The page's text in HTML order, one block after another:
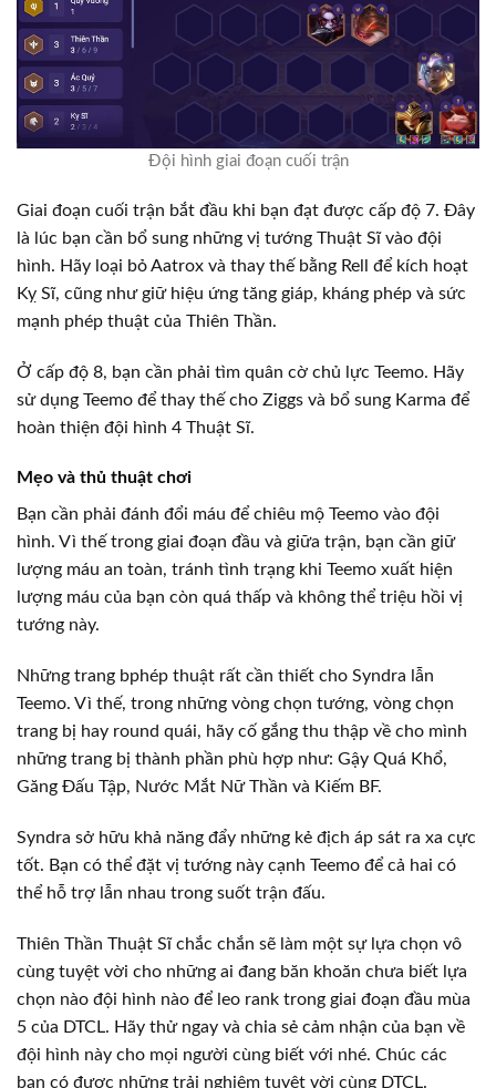
Đội hình giai đoạn cuối trận
Giai đoạn cuối trận bắt đầu khi bạn đạt được cấp độ 7. Đây
là lúc bạn cần bổ sung những vị tướng Thuật Sĩ vào đội
hình. Hãy loại bỏ Aatrox và thay thế bằng Rell để kích hoạt
Kỵ Sĩ, cũng như giữ hiệu ứng tăng giáp, kháng phép và sức
mạnh phép thuật của Thiên Thần.
Ở cấp độ 8, bạn cần phải tìm quân cờ chủ lực Teemo. Hãy
sử dụng Teemo để thay thế cho Ziggs và bổ sung Karma để
hoàn thiện đội hình 4 Thuật Sĩ.
Mẹo và thủ thuật chơi
Bạn cần phải đánh đổi máu để chiêu mộ Teemo vào đội
hình. Vì thế trong giai đoạn đầu và giữa trận, bạn cần giữ
lượng máu an toàn, tránh tình trạng khi Teemo xuất hiện
lượng máu của bạn còn quá thấp và không thể triệu hồi vị
tướng này.
Những trang bphép thuật rất cần thiết cho Syndra lẫn
Teemo. Vì thế, trong những vòng chọn tướng, vòng chọn
trang bị hay round quái, hãy cố gắng thu thập về cho mình
những trang bị thành phần phù hợp như: Gậy Quá Khổ,
Găng Đấu Tập, Nước Mắt Nữ Thần và Kiếm BF.
Syndra sở hữu khả năng đẩy những kẻ địch áp sát ra xa cực
tốt. Bạn có thể đặt vị tướng này cạnh Teemo để cả hai có
thể hỗ trợ lẫn nhau trong suốt trận đấu.
Thiên Thần Thuật Sĩ chắc chắn sẽ làm một sự lựa chọn vô
cùng tuyệt vời cho những ai đang băn khoăn chưa biết lựa
chọn nào đội hình nào để leo rank trong giai đoạn đầu mùa
5 của DTCL. Hãy thử ngay và chia sẻ cảm nhận của bạn về
đội hình này cho mọi người cùng biết với nhé. Chúc các
bạn có được những trải nghiệm tuyệt vời cùng DTCL.